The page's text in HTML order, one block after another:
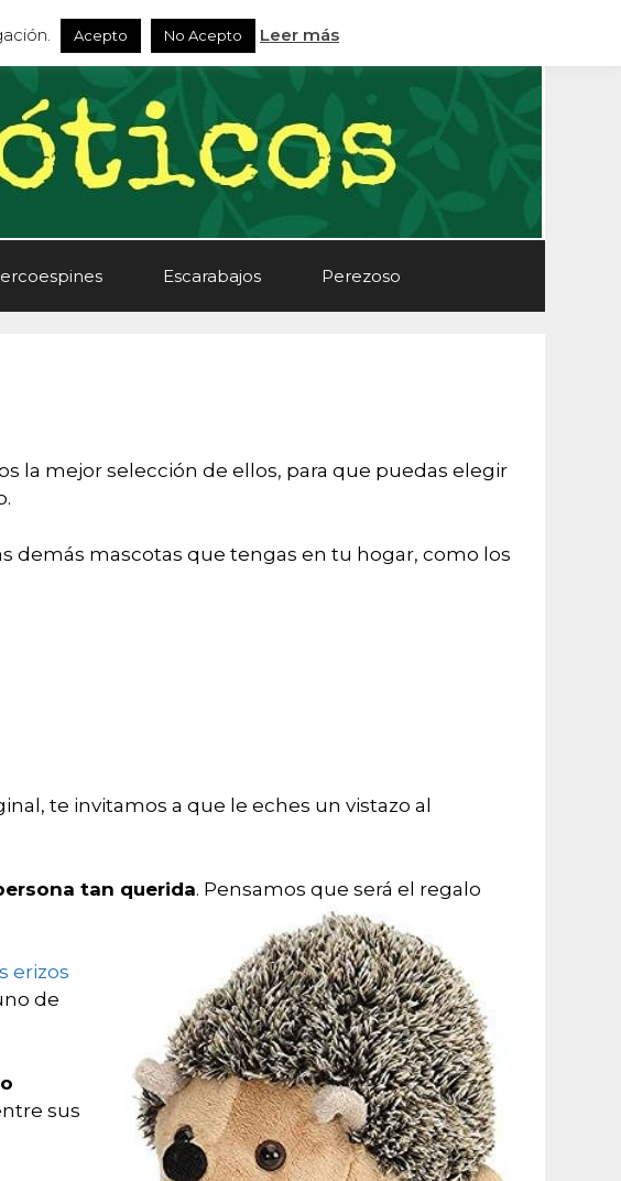
Escarabajos Perezoso
la mejor selección de ellos, para que puedas elegir
demás mascotas que tengas en tu hogar, como los
te invitamos a que le eches un vistazo al
tan querida. Pensamos que será el regalo
erizos
de
sus
Acepto No Acepto Leer más